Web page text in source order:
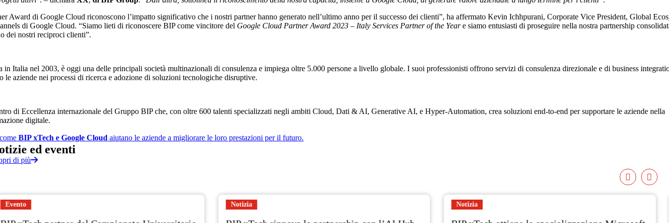
Award di Google Cloud riconoscono l’impatto significativo che i nostri partner hanno generato nell’ultimo anno per il successo dei clienti”, ha affermato Kevin Ichhpurani, Corporate Vice President, Global
di Google Cloud. “Siamo lieti di riconoscere BIP come vincitore del Google Cloud Partner Award 2023 – Italy Services Partner of the Yeare siamo entusiasti di proseguire nella nostra partnership
dei nostri reciproci clienti”.
in Italia nel 2003, è oggi una delle principali società multinazionali di consulenza e impiega oltre 5.000 persone a livello globale. I suoi professionisti offrono servizi di consulenza direzionale e di business
le aziende nei processi di ricerca e adozione di soluzioni tecnologiche disruptive.
di Eccellenza internazionale del Gruppo BIP che, con oltre 600 talenti specializzati negli ambiti Cloud, Dati & AI, Generative AI, e Hyper-Automation, crea soluzioni end-to-end per supportare le aziende nella
digitale.
BIP xTech e Google Cloud aiutano le aziende a migliorare le loro prestazioni per il futuro.
edeventi
di più